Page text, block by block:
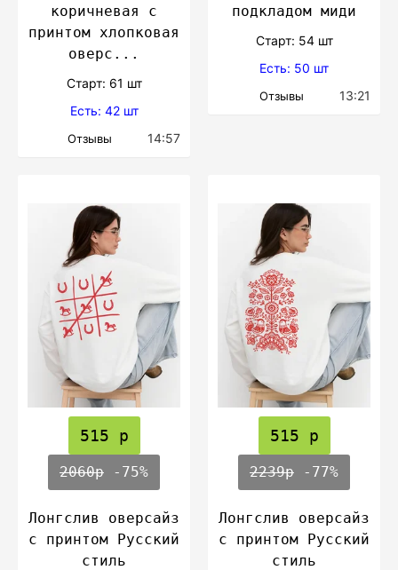
коричневая с
принтом хлопковая
оверс...
Cтарт: 61 шт
Есть: 42 шт
Отзывы 14:57
подкладом миди
Cтарт: 54 шт
Есть: 50 шт
Отзывы 13:21
515 р
2060р -75%
Лонгслив оверсайз
с принтом Русский
стиль
515 р
2239р -77%
Лонгслив оверсайз
с принтом Русский
стиль